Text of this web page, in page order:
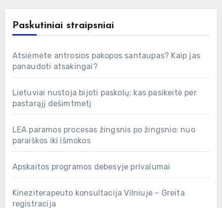
Paskutiniai straipsniai
Atsiėmėte antrosios pakopos santaupas? Kaip jas
panaudoti atsakingai?
Lietuviai nustoja bijoti paskolų: kas pasikeitė per
pastarąjį dešimtmetį
LEA paramos procesas žingsnis po žingsnio: nuo
paraiškos iki išmokos
Apskaitos programos debesyje privalumai
Kineziterapeuto konsultacija Vilniuje – Greita
registracija